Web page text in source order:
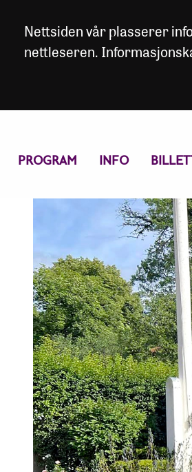
Nettsiden vår plasserer
nettleseren.
PROGRAM INFO